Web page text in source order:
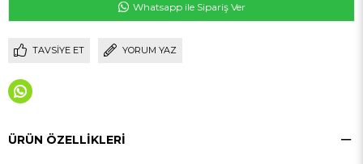
Whatsapp ile Sipariş Ver
TAVSIYE ET YORUM YAZ
ÜRÜN ÖZELLIKLERI